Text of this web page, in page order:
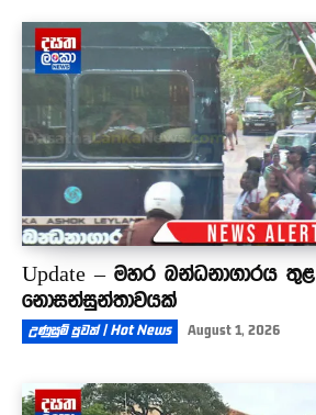
Update – මහර බන්ධනාගාරය තුළ
නොසන්සුන්තාවයක්
උණුසුම් පුවත් | Hot News August 1, 2026